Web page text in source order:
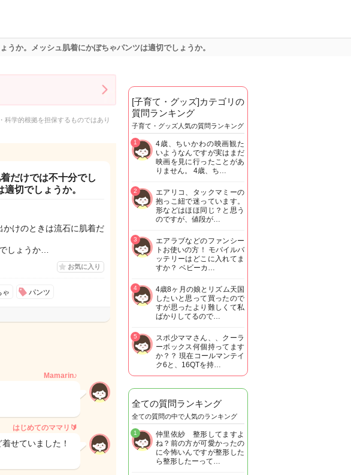
か。メッシュ肌着にかぼちゃパンツは適切でしょうか。
学的根拠を担保するものではあり
だけでは不十分でし
切でしょうか。
けのときは流石に肌着だ
しょうか…
お気に入り
ゃ パンツ
Mamarin♪
はじめてのママリ🔰
せていました！
[子育て・グッズ]カテゴリの
質問ランキング
子育て・グッズ人気の質問ランキング
4歳、ちいかわの映画観た
いようなんですが実はまだ
映画を見に行ったことがあ
りません。 4歳、ち…
1
エアリコ、タックマミーの
抱っこ紐で迷っています。
形などはほほ同じ？と思う
のですが、値段が…
2
エアラブなどのファンシー
トお使いの方！ モバイルバ
ッテリーはどこに入れてま
すか？ ベビーカ…
3
4歳8ヶ月の娘とリズム天国
したいと思って買ったので
すが思ったより難しくて私
ばかりしてるので…
4
スポ少ママさん、、クーラ
ーボックス何個持ってます
か？？ 現在コールマンテイ
ク6と、16QTを持…
5
全ての質問ランキング
全ての質問の中で人気のランキング
仲里依紗 整形してますよ
ね？前の方が可愛かったの
に今怖いんですが整形した
ら整形したーって…
1